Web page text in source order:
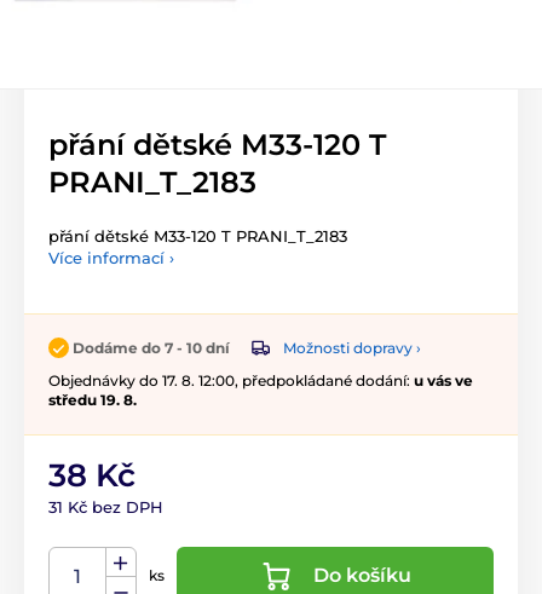
přání dětské M33-120 T
PRANI_T_2183
přání dětské M33-120 T PRANI_T_2183
Více informací ›
Dodáme do 7 - 10 dní
Možnosti dopravy ›
Objednávky do 17. 8. 12:00, předpokládané dodání: u vás ve
středu 19. 8.
38 Kč
31 Kč bez DPH
ks Do košíku